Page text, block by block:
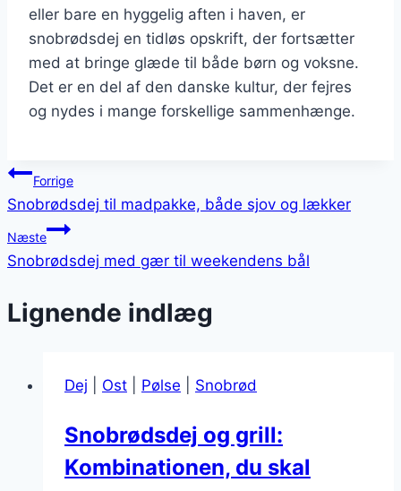
eller bare en hyggelig aften i haven, er
snobrødsdej en tidløs opskrift, der fortsætter
med at bringe glæde til både børn og voksne.
Det er en del af den danske kultur, der fejres
og nydes i mange forskellige sammenhænge.
Indlægsnavigation
Forrige
Snobrødsdej til madpakke, både sjov og lækker
Næste
Snobrødsdej med gær til weekendens bål
Lignende indlæg
Dej Ost Pølse Snobrød
Snobrødsdej og grill:
Kombinationen, du skal